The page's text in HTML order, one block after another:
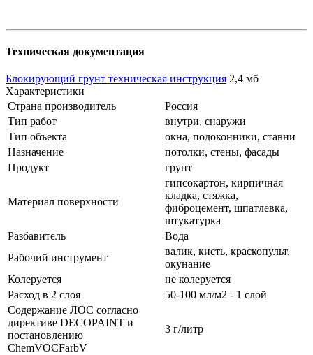
Техническая документация
Блокирующий грунт техническая инструкция 2,4 мб
Характеристики
Страна производитель
Россия
Тип работ
внутри, снаружи
Тип объекта
окна, подоконники, ставни
Назначение
потолки, стены, фасады
Продукт
грунт
Материал поверхности
гипсокартон, кирпичная
кладка, стяжка,
фиброцемент, шпатлевка,
штукатурка
Разбавитель
Вода
Рабочий инструмент
валик, кисть, краскопульт,
окунание
Колеруется
не колеруется
Расход в 2 слоя
50-100 мл/м2 - 1 слой
Содержание ЛОС согласно
директиве DECOPAINT и
постановлению
ChemVOCFarbV
3 г/литр